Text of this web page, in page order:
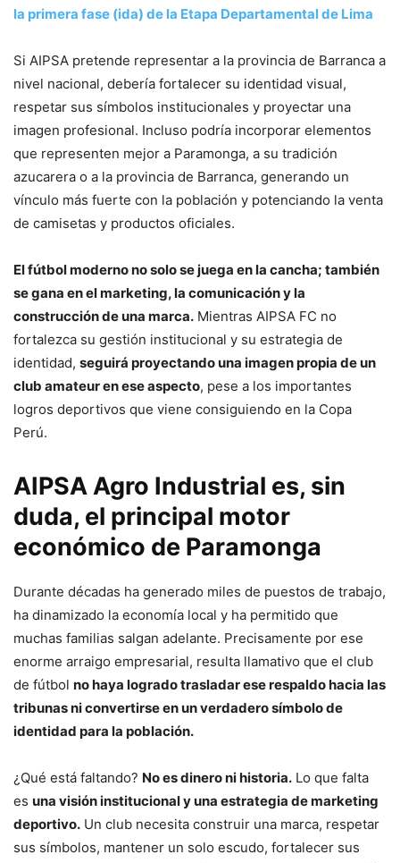
la primera fase (ida) de la Etapa Departamental de Lima
Si AIPSA pretende representar a la provincia de Barranca a
nivel nacional, debería fortalecer su identidad visual,
respetar sus símbolos institucionales y proyectar una
imagen profesional. Incluso podría incorporar elementos
que representen mejor a Paramonga, a su tradición
azucarera o a la provincia de Barranca, generando un
vínculo más fuerte con la población y potenciando la venta
de camisetas y productos oficiales.
El fútbol moderno no solo se juega en la cancha; también
se gana en el marketing, la comunicación y la
construcción de una marca. Mientras AIPSA FC no
fortalezca su gestión institucional y su estrategia de
identidad, seguirá proyectando una imagen propia de un
club amateur en ese aspecto, pese a los importantes
logros deportivos que viene consiguiendo en la Copa
Perú.
AIPSA Agro Industrial es, sin
duda, el principal motor
económico de Paramonga
Durante décadas ha generado miles de puestos de trabajo,
ha dinamizado la economía local y ha permitido que
muchas familias salgan adelante. Precisamente por ese
enorme arraigo empresarial, resulta llamativo que el club
de fútbol no haya logrado trasladar ese respaldo hacia las
tribunas ni convertirse en un verdadero símbolo de
identidad para la población.
¿Qué está faltando? No es dinero ni historia. Lo que falta
es una visión institucional y una estrategia de marketing
deportivo. Un club necesita construir una marca, respetar
sus símbolos, mantener un solo escudo, fortalecer sus